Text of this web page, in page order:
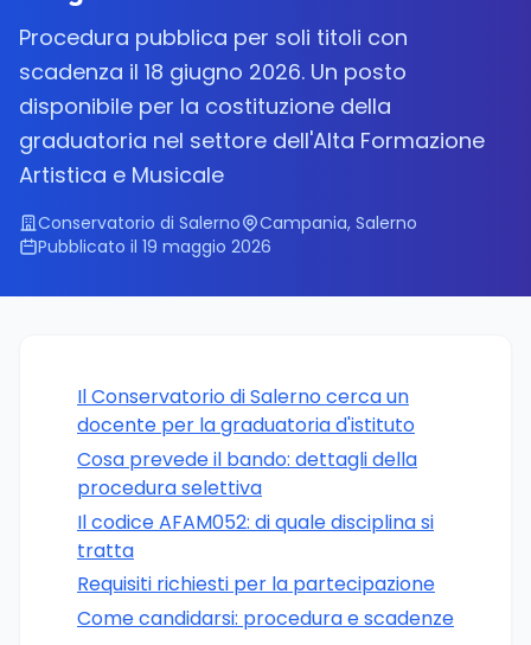
Procedura pubblica per soli titoli con
scadenza il 18 giugno 2026. Un posto
disponibile per la costituzione della
graduatoria nel settore dell'Alta Formazione
Artistica e Musicale
Conservatorio di Salerno
Campania, Salerno
Pubblicato il 19 maggio 2026
Il Conservatorio di Salerno cerca un
docente per la graduatoria d'istituto
Cosa prevede il bando: dettagli della
procedura selettiva
Il codice AFAM052: di quale disciplina si
tratta
Requisiti richiesti per la partecipazione
Come candidarsi: procedura e scadenze